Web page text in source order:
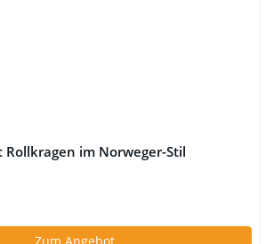
im Norweger-Stil